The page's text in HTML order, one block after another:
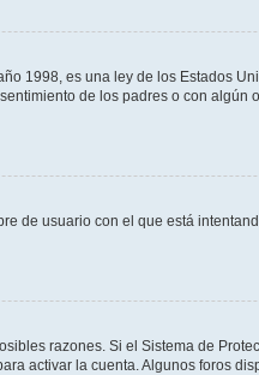
1998, es una ley de los Estados
de los padres o con
de usuario con el que está
razones. Si el Sistema de
activar la cuenta. Algunos foros